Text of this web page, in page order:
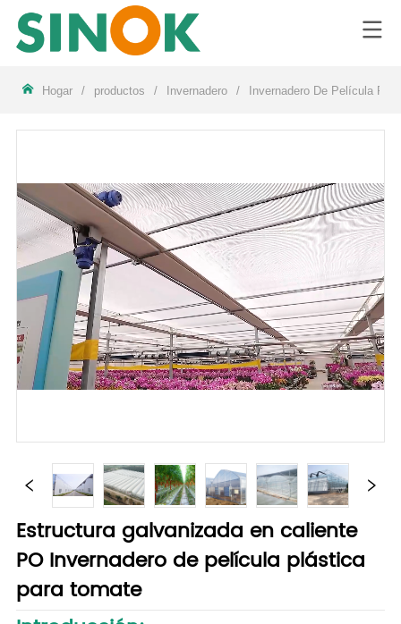
LOGO
Hogar / productos / Invernadero / Invernadero De Película
Estructura galvanizada en caliente
PO Invernadero de película plástica
para tomate